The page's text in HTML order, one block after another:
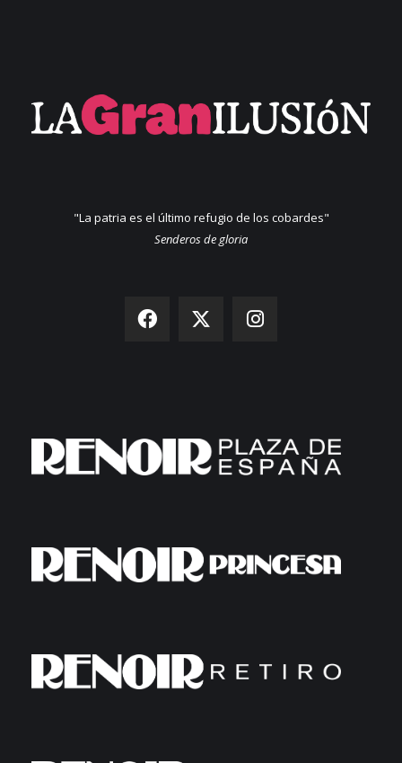
"La patria es el último refugio de los cobardes"
Senderos de gloria